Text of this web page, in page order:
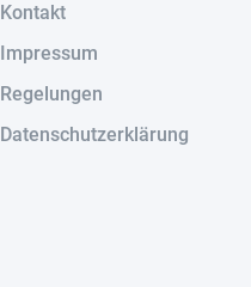
Kontakt
Impressum
Regelungen
Datenschutzerklärung